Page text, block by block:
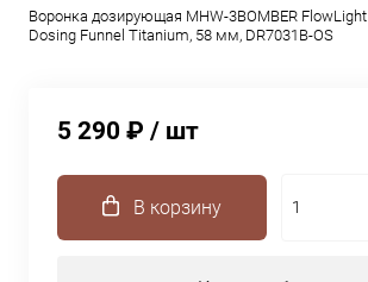
Воронка дозирующая MHW-3BOMBER FlowLight
Dosing Funnel Titanium, 58 мм, DR7031B-OS
5 290 ₽ / шт
В корзину